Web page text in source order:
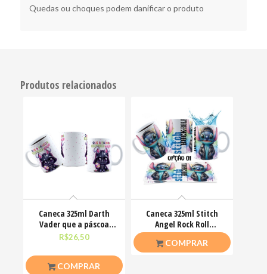
Quedas ou choques podem danificar o produto
Produtos relacionados
Caneca 325ml Darth
Vader que a páscoa
esteja com você
R$26,50
COMPRAR
Caneca 325ml Stitch
Angel Rock Roll
Motoclub Motoqueiro
COMPRAR